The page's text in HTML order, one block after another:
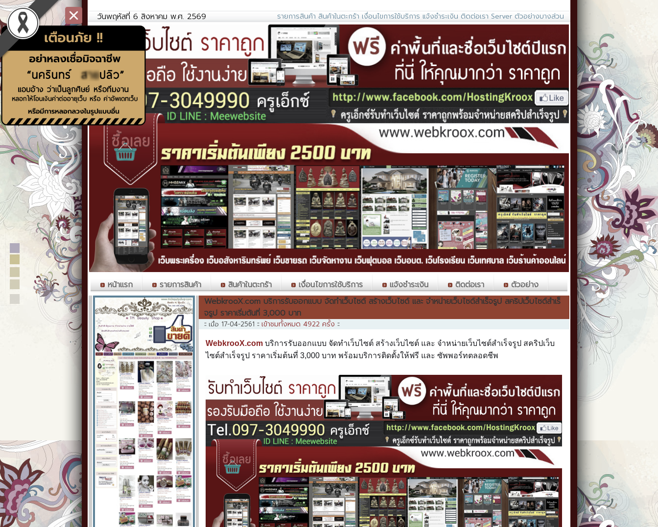
วันพฤหัสที่ 6 สิงหาคม พ.ศ. 2569 รายการสินค้า สินค้าในตะกร้า เงื่อนไขการใช้บริการ แจ้งชำระเงิน ติดต่อเรา Server ตัวอย่างบางส่วน
หน้าแรก รายการสินค้า สินค้าในตะกร้า เงื่อนไขการใช้บริการ แจ้งชำระเงิน ติดต่อเรา ตัวอย่าง
WebkrooX.com บริการรับออกแบบ จัดทำเว็บไซต์ สร้างเว็บไซต์ และ จำหน่ายเว็บไซต์สําเร็จรูป สคริปเว็บไซต์สําเร็
จรูป ราคาเริ่มต้นที่ 3,000 บาท
:: เมื่อ 17-04-2561 :: เข้าชมทั้งหมด 4922 ครั้ง ::
WebkrooX.com บริการรับออกแบบ จัดทำเว็บไซต์ สร้างเว็บไซต์ และ จำหน่ายเว็บไซต์สําเร็จรูป สคริปเว็บ
ไซต์สําเร็จรูป ราคาเริ่มต้นที่ 3,000 บาท พร้อมบริการติดตั้งให้ฟรี และ ซัพพอร์ทตลอดชีพ